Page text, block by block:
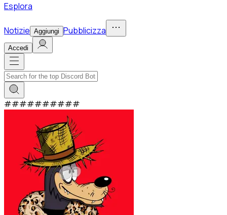
Esplora
Notizie Aggiungi Pubblicizza
Accedi
##########